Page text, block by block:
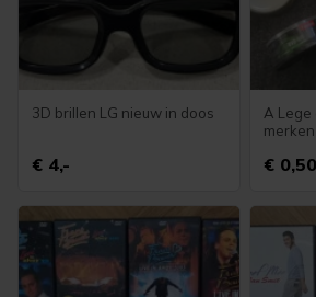
3D brillen LG nieuw in doos
€ 4,-
A Lege
merken
€ 0,50